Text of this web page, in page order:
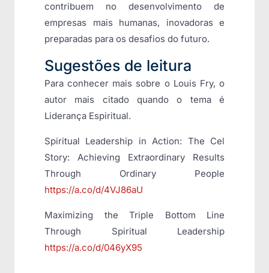
contribuem no desenvolvimento de
empresas mais humanas, inovadoras e
preparadas para os desafios do futuro.
Sugestões de leitura
Para conhecer mais sobre o Louis Fry, o
autor mais citado quando o tema é
Liderança Espiritual.
Spiritual Leadership in Action: The Cel
Story: Achieving Extraordinary Results
Through Ordinary People
https://a.co/d/4VJ86aU
Maximizing the Triple Bottom Line
Through Spiritual Leadership
https://a.co/d/046yX95